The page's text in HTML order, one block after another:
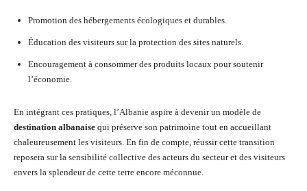
Promotion des hébergements écologiques et durables.
Éducation des visiteurs sur la protection des sites naturels.
Encouragement à consommer des produits locaux pour soutenir
l’économie.
En intégrant ces pratiques, l’Albanie aspire à devenir un modèle de
destination albanaise qui préserve son patrimoine tout en accueillant
chaleureusement les visiteurs. En fin de compte, réussir cette transition
reposera sur la sensibilité collective des acteurs du secteur et des visiteurs
envers la splendeur de cette terre encore méconnue.